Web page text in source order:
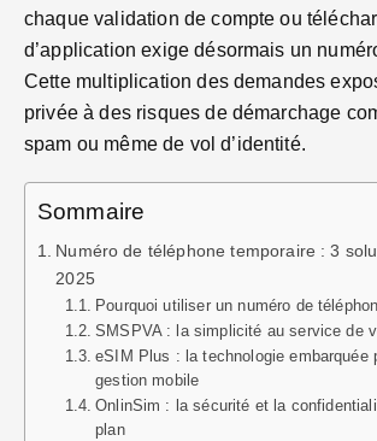
chaque validation de compte ou
d’application exige désormais un
Cette multiplication des demandes
privée à des risques de démarchage
spam ou même de vol d’identité.
Sommaire
Numéro de téléphone temporaire : 3
2025
Pourquoi utiliser un numéro de
SMSPVA : la simplicité au service de
eSIM Plus : la technologie embarquée
gestion mobile
OnlinSim : la sécurité et la
plan